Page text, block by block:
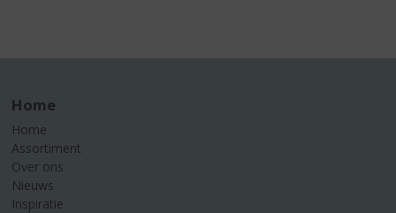
Home
Home
Assortiment
Over ons
Nieuws
Inspiratie